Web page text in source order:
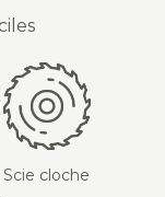
Scie cloche